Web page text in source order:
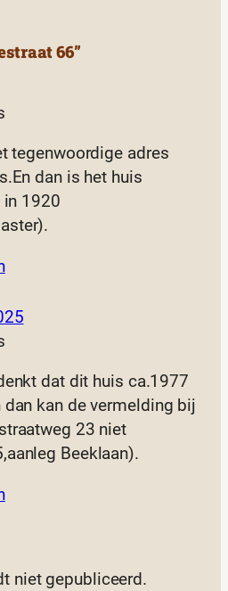
66”
tegenwoordige adres
dan is het huis
1920
dat dit huis ca.1977
kan de vermelding bij
23 niet
Beeklaan).
niet gepubliceerd.